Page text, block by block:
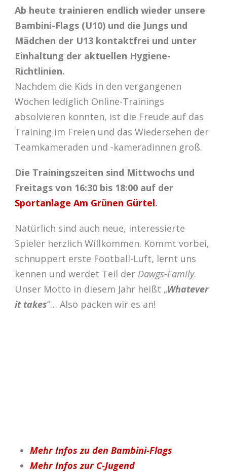
Ab heute trainieren endlich wieder unsere
Bambini-Flags (U10) und die Jungs und
Mädchen der U13 kontaktfrei und unter
Einhaltung der aktuellen Hygiene-
Richtlinien.
Nachdem die Kids in den vergangenen
Wochen lediglich Online-Trainings
absolvieren konnten, ist die Freude auf das
Training im Freien und das Wiedersehen der
Teamkameraden und -kameradinnen groß.
Die Trainingszeiten sind Mittwochs und
Freitags von 16:30 bis 18:00 auf der
Sportanlage Am Grünen Gürtel.
Natürlich sind auch neue, interessierte
Spieler herzlich Willkommen. Kommt vorbei,
schnuppert erste Football-Luft, lernt uns
kennen und werdet Teil der Dawgs-Family.
Unser Motto in diesem Jahr heißt „Whatever
it takes“… Also packen wir es an!
Mehr Infos zu den Bambini-Flags
Mehr Infos zur C-Jugend